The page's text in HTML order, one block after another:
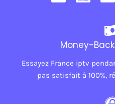
Money-
Essayez France iptv
pas satisfait à 100%,